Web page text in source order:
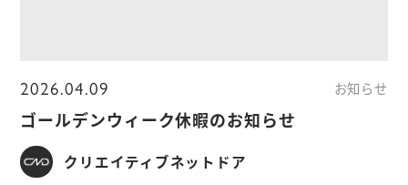
2026.04.09 お知らせ
ゴールデンウィーク休暇のお知らせ
クリエイティブネットドア